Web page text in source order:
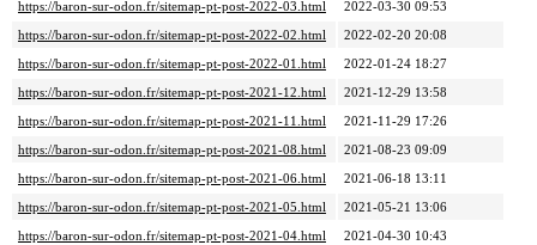
https://baron-sur-odon.fr/sitemap-pt-post-2022-03.html
2022-03-30 09:53
https://baron-sur-odon.fr/sitemap-pt-post-2022-02.html
2022-02-20 20:08
https://baron-sur-odon.fr/sitemap-pt-post-2022-01.html
2022-01-24 18:27
https://baron-sur-odon.fr/sitemap-pt-post-2021-12.html
2021-12-29 13:58
https://baron-sur-odon.fr/sitemap-pt-post-2021-11.html
2021-11-29 17:26
https://baron-sur-odon.fr/sitemap-pt-post-2021-08.html
2021-08-23 09:09
https://baron-sur-odon.fr/sitemap-pt-post-2021-06.html
2021-06-18 13:11
https://baron-sur-odon.fr/sitemap-pt-post-2021-05.html
2021-05-21 13:06
https://baron-sur-odon.fr/sitemap-pt-post-2021-04.html
2021-04-30 10:43